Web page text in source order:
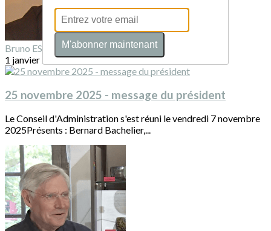
Bruno ESTIENNE
1 janvier 2026
25 novembre 2025 - message du président
Le Conseil d'Administration s'est réuni le vendredi 7 novembre
2025Présents : Bernard Bachelier,...
M'abonner maintenant